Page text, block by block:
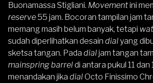
Buonamassa Stigliani. Movementini
reserve55 jam. Bocoran tampilan jam
memang masih belum banyak, tetapi
sudah diperlihatkan desain dialyang
sketsa tangan. Pada dialjam tangan
mainspring barreldi antara pukul 11 dan
menandakan jika dialOcto Finissimo